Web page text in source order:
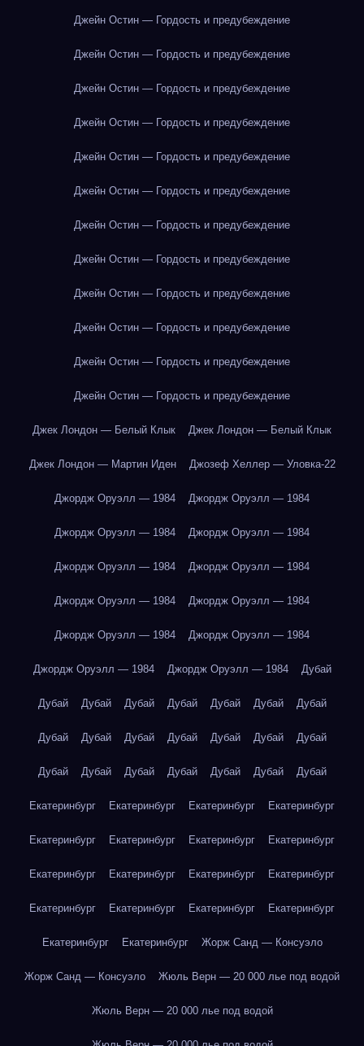
Джейн Остин — Гордость и предубеждение
Джейн Остин — Гордость и предубеждение
Джейн Остин — Гордость и предубеждение
Джейн Остин — Гордость и предубеждение
Джейн Остин — Гордость и предубеждение
Джейн Остин — Гордость и предубеждение
Джейн Остин — Гордость и предубеждение
Джейн Остин — Гордость и предубеждение
Джейн Остин — Гордость и предубеждение
Джейн Остин — Гордость и предубеждение
Джейн Остин — Гордость и предубеждение
Джейн Остин — Гордость и предубеждение
Джек Лондон — Белый Клык Джек Лондон — Белый Клык
Джек Лондон — Мартин Иден Джозеф Хеллер — Уловка-22
Джордж Оруэлл — 1984 Джордж Оруэлл — 1984
Джордж Оруэлл — 1984 Джордж Оруэлл — 1984
Джордж Оруэлл — 1984 Джордж Оруэлл — 1984
Джордж Оруэлл — 1984 Джордж Оруэлл — 1984
Джордж Оруэлл — 1984 Джордж Оруэлл — 1984
Джордж Оруэлл — 1984 Джордж Оруэлл — 1984 Дубай
Дубай Дубай Дубай Дубай Дубай Дубай Дубай
Дубай Дубай Дубай Дубай Дубай Дубай Дубай
Дубай Дубай Дубай Дубай Дубай Дубай Дубай
Екатеринбург Екатеринбург Екатеринбург Екатеринбург
Екатеринбург Екатеринбург Екатеринбург Екатеринбург
Екатеринбург Екатеринбург Екатеринбург Екатеринбург
Екатеринбург Екатеринбург Екатеринбург Екатеринбург
Екатеринбург Екатеринбург Жорж Санд — Консуэло
Жорж Санд — Консуэло Жюль Верн — 20 000 лье под водой
Жюль Верн — 20 000 лье под водой